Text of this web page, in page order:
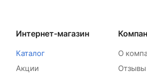
Интернет-магазин
Каталог
Акции
О
Отзывы